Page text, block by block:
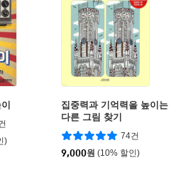
)
집중력과 기억력을 높이는
다른 그림 찾기
74건
9,000원 (10% 할인)